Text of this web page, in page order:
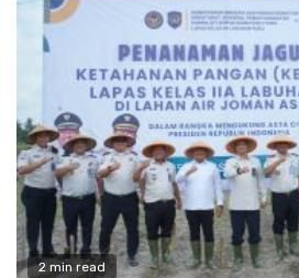
2 min read